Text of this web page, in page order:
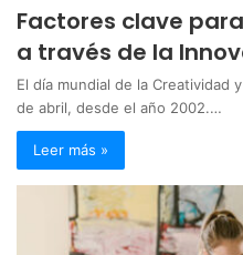
Factores clave
a través de la
El día mundial de la Creatividad
de abril, desde el año 2002.…
Leer más »